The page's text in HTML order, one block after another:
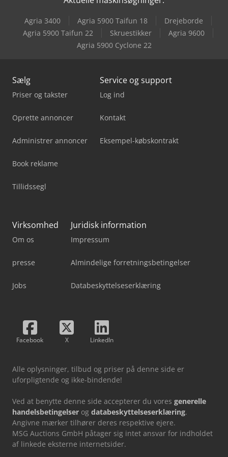
Schmersal Azm 161Sk-12/12Rk-024
Schmersal Bns 180-02Z
Agria 3400 Agria 5900 Taifun 18
Drejeborde
Agria 5900 Taifun 22
Skruestikker
Agria 9600
Agria 5900 Cyclone 22
Sælg
Priser og takster
Oprette annoncer
Administrer annoncer
Book reklame
Tillidssegl
Service og support
Log ind
Kontakt
Eksempel-købskontrakt
Virksomhed
Om os
presse
Jobs
Juridisk information
Impressum
Almindelige forretningsbetingelser
Databeskyttelseserklæring
Facebook X LinkedIn
Alle oplysninger, tilbud og priser på denne side er
uforpligtende og ikke-bindende!
Ved at benytte denne side accepterer du vores generelle
handelsbetingelser og databeskyttelseserklæring.
Angivne mærker tilhører deres respektive ejere.
MSG Auctions GmbH påtager sig intet ansvar for indholdet
af linkede eksterne internetsider.